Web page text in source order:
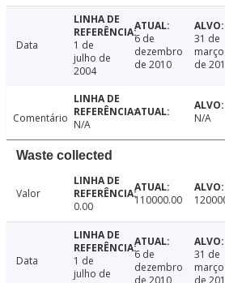
Data
1 de
julho de
2004
6 de
dezembro
de 2010
31 de
março
de
Comentário N/A N/A
Waste collected
Valor
0.00
110000.00
Data
1 de
julho de
6 de
dezembro
31 de
março